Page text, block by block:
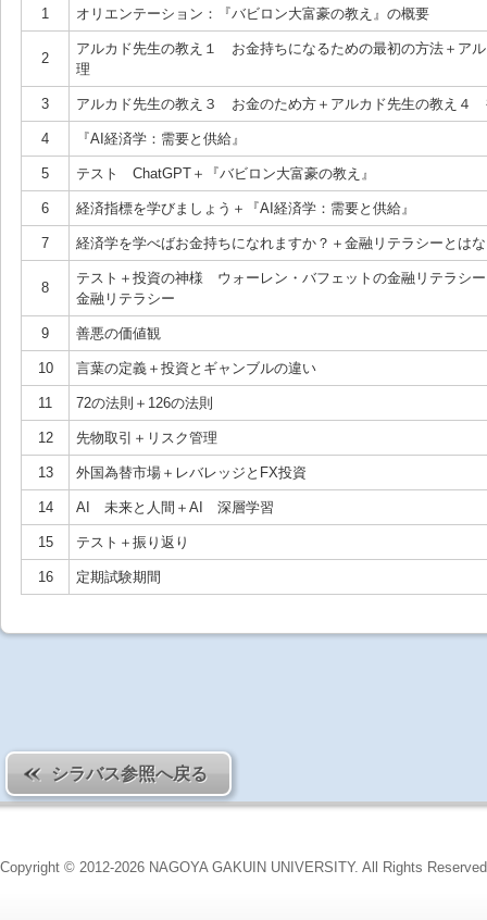
1 オリエンテーション：『バビロン大富豪の教え』の概要
2
アルカド先生の教え１ お金持ちになるための最初の方法＋ア
理
3 アルカド先生の教え３ お金のため方＋アルカド先生の教え４
4 『AI経済学：需要と供給』
5 テスト ChatGPT＋『バビロン大富豪の教え』
6 経済指標を学びましょう＋『AI経済学：需要と供給』
7 経済学を学べばお金持ちになれますか？＋金融リテラシーとは
8
テスト＋投資の神様 ウォーレン・バフェットの金融リテラシ
金融リテラシー
9 善悪の価値観
10 言葉の定義＋投資とギャンブルの違い
11 72の法則＋126の法則
12 先物取引＋リスク管理
13 外国為替市場＋レバレッジとFX投資
14 AI 未来と人間＋AI 深層学習
15 テスト＋振り返り
16 定期試験期間
シラバス参照へ戻る
Copyright © 2012-2026 NAGOYA GAKUIN UNIVERSITY. All Rights